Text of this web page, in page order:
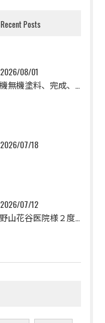
Recent Posts
2026/08/01
無機無機塗料、完成、息子さんのご希望なカラーも取り入れた、ツ...
2026/07/18
2026/07/12
高野山花谷医院様２度目のご依頼誠に有難うございました！😉✨2...